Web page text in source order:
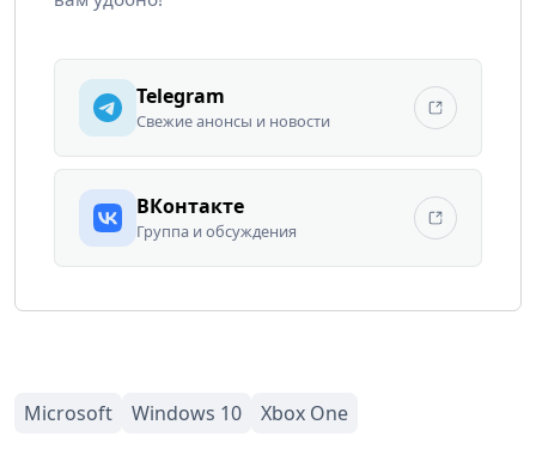
Telegram
Свежие анонсы и новости
ВКонтакте
Группа и обсуждения